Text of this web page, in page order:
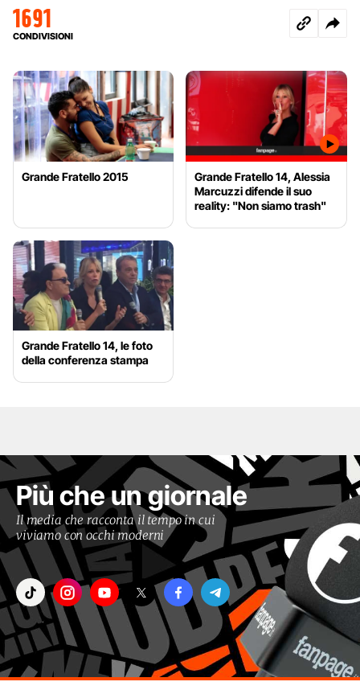
1691
CONDIVISIONI
Grande Fratello 2015
Grande Fratello 14, Alessia
Marcuzzi difende il suo
reality: "Non siamo trash"
Grande Fratello 14, le foto
della conferenza stampa
Più che un giornale
Il media che racconta il tempo in cui
viviamo con occhi moderni